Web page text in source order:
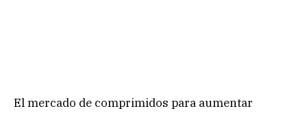
El mercado de comprimidos para aumentar